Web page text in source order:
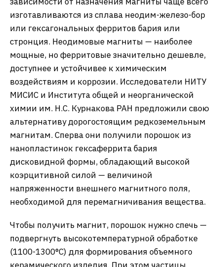
изготавливаются из сплава неодим-железо-бор
или гексагональных ферритов бария или
стронция. Неодимовые магниты — наиболее
мощные, но ферритовые значительно дешевле,
доступнее и устойчивее к химическим
воздействиям и коррозии. Исследователи НИТУ
МИСИС и Института общей и неорганической
химии им. Н.С. Курнакова РАН предложили свою
альтернативу дорогостоящим редкоземельным
магнитам. Сперва они получили порошок из
нанопластинок гексаферрита бария
дисковидной формы, обладающий высокой
коэрцитивной силой — величиной
напряженности внешнего магнитного поля,
необходимой для перемагничивания вещества.
Чтобы получить магнит, порошок нужно спечь —
подвергнуть высокотемпературной обработке
(1100-1300°C) для формирования объемного